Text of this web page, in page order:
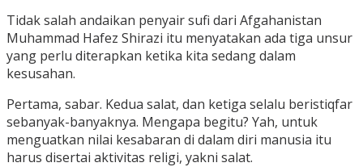
Tidak salah andaikan penyair sufi dari Afgahanistan
Muhammad Hafez Shirazi itu menyatakan ada tiga unsur
yang perlu diterapkan ketika kita sedang dalam
kesusahan.
Pertama, sabar. Kedua salat, dan ketiga selalu beristiqfar
sebanyak-banyaknya. Mengapa begitu? Yah, untuk
menguatkan nilai kesabaran di dalam diri manusia itu
harus disertai aktivitas religi, yakni salat.